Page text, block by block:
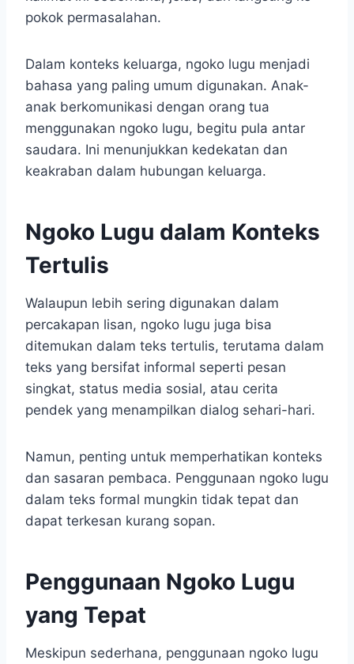
pokok permasalahan.
Dalam konteks keluarga, ngoko lugu menjadi
bahasa yang paling umum digunakan. Anak-
anak berkomunikasi dengan orang tua
menggunakan ngoko lugu, begitu pula antar
saudara. Ini menunjukkan kedekatan dan
keakraban dalam hubungan keluarga.
Ngoko Lugu dalam Konteks
Tertulis
Walaupun lebih sering digunakan dalam
percakapan lisan, ngoko lugu juga bisa
ditemukan dalam teks tertulis, terutama dalam
teks yang bersifat informal seperti pesan
singkat, status media sosial, atau cerita
pendek yang menampilkan dialog sehari-hari.
Namun, penting untuk memperhatikan konteks
dan sasaran pembaca. Penggunaan ngoko lugu
dalam teks formal mungkin tidak tepat dan
dapat terkesan kurang sopan.
Penggunaan Ngoko Lugu
yang Tepat
Meskipun sederhana, penggunaan ngoko lugu